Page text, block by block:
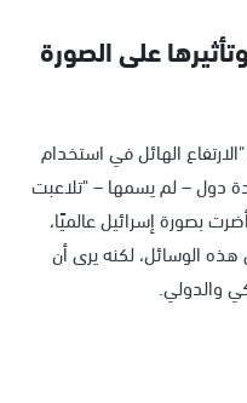
على الصورة
الهائل في استخدام
دول – لم يسمها – "تلاعبت
بصورة إسرائيل عالميًا،
الوسائل، لكنه يرى أن
والدولي.